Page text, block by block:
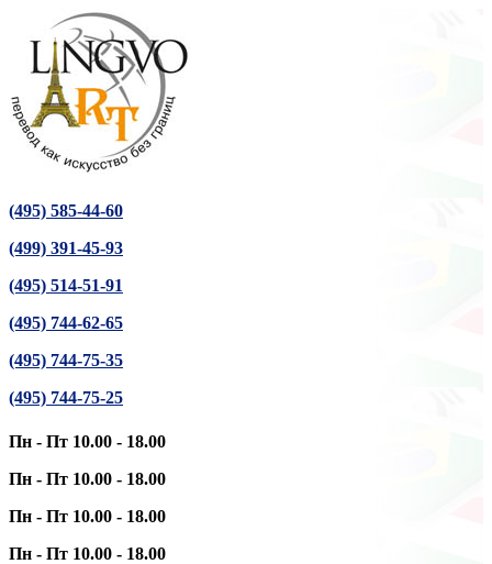
(495) 585-44-60
(499) 391-45-93
(495) 514-51-91
(495) 744-62-65
(495) 744-75-35
(495) 744-75-25
Пн - Пт 10.00 - 18.00
Пн - Пт 10.00 - 18.00
Пн - Пт 10.00 - 18.00
Пн - Пт 10.00 - 18.00